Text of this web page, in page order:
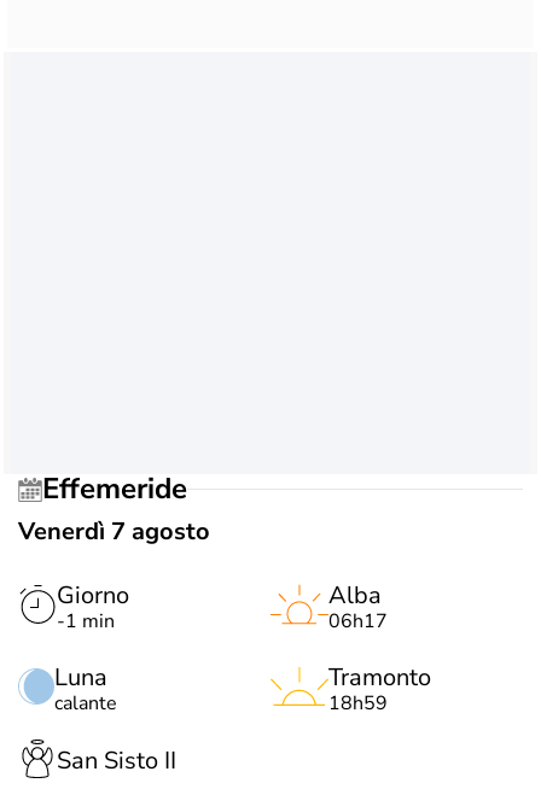
Effemeride
Venerdì 7 agosto
Giorno
-1 min
Luna
calante
Alba
06h17
Tramonto
18h59
San Sisto II